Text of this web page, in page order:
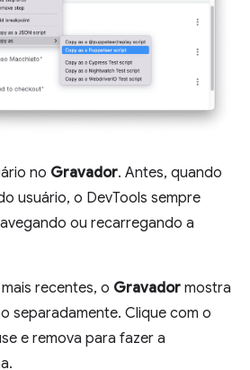
no Gravador. Antes, quando
usuário, o DevTools sempre
ou recarregando a
recentes, o Gravador mostra
separadamente. Clique com o
e remova para fazer a